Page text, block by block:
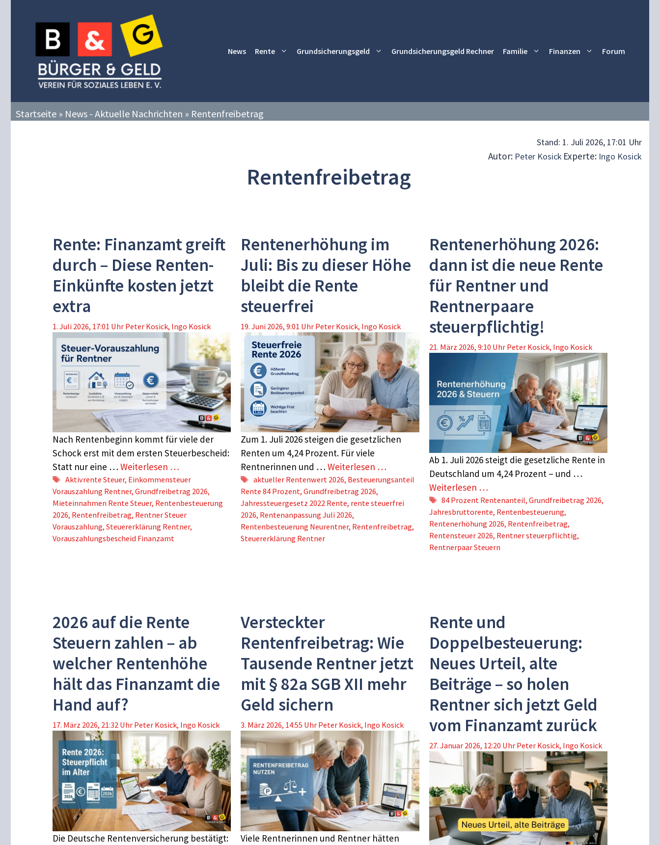
News Rente Grundsicherungsgeld Grundsicherungsgeld Rechner Familie Finanzen Forum
Startseite » News - Aktuelle Nachrichten » Rentenfreibetrag
Stand: 1. Juli 2026, 17:01 Uhr
Autor: Peter Kosick Experte: Ingo Kosick
Rentenfreibetrag
Rente: Finanzamt greift
durch – Diese Renten-
Einkünfte kosten jetzt
extra
1. Juli 2026, 17:01 Uhr Peter Kosick, Ingo Kosick
Nach Rentenbeginn kommt für viele der
Schock erst mit dem ersten Steuerbescheid:
Statt nur eine … Weiterlesen …
Schlagwörter
Aktivrente Steuer, Einkommensteuer
Vorauszahlung Rentner, Grundfreibetrag 2026,
Mieteinnahmen Rente Steuer, Rentenbesteuerung
2026, Rentenfreibetrag, Rentner Steuer
Vorauszahlung, Steuererklärung Rentner,
Vorauszahlungsbescheid Finanzamt
Rentenerhöhung im
Juli: Bis zu dieser Höhe
bleibt die Rente
steuerfrei
19. Juni 2026, 9:01 Uhr Peter Kosick, Ingo Kosick
Zum 1. Juli 2026 steigen die gesetzlichen
Renten um 4,24 Prozent. Für viele
Rentnerinnen und …Weiterlesen …
Schlagwörter
aktueller Rentenwert 2026, Besteuerungsanteil
Rente 84 Prozent,Grundfreibetrag 2026,
Jahressteuergesetz 2022 Rente, rente steuerfrei
2026, Rentenanpassung Juli 2026,
Rentenbesteuerung Neurentner, Rentenfreibetrag,
Steuererklärung Rentner
Rentenerhöhung 2026:
dann ist die neue Rente
für Rentner und
Rentnerpaare
steuerpflichtig!
21. März 2026, 9:10 Uhr Peter Kosick, Ingo Kosick
Ab 1. Juli 2026 steigt die gesetzliche Rente in
Deutschland um 4,24 Prozent – und …
Weiterlesen …
Schlagwörter
84 Prozent Rentenanteil,Grundfreibetrag 2026,
Jahresbruttorente, Rentenbesteuerung,
Rentenerhöhung 2026, Rentenfreibetrag,
Rentensteuer 2026, Rentner steuerpflichtig,
Rentnerpaar Steuern
2026 auf die Rente
Steuern zahlen – ab
welcher Rentenhöhe
hält das Finanzamt die
Hand auf?
17. März 2026, 21:32 Uhr Peter Kosick, Ingo Kosick
Die Deutsche Rentenversicherung bestätigt:
Versteckter
Rentenfreibetrag: Wie
Tausende Rentner jetzt
mit § 82a SGB XII mehr
Geld sichern
3. März 2026, 14:55 Uhr Peter Kosick, Ingo Kosick
Viele Rentnerinnen und Rentner hätten
Rente und
Doppelbesteuerung:
Neues Urteil, alte
Beiträge – so holen
Rentner sich jetzt Geld
vom Finanzamt zurück
27. Januar 2026, 12:20 Uhr Peter Kosick, Ingo Kosick